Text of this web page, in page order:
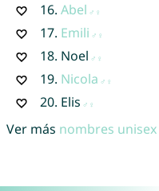
16. Abel
17. Emili
18. Noel
19. Nicola
20. Elis
Ver más nombres